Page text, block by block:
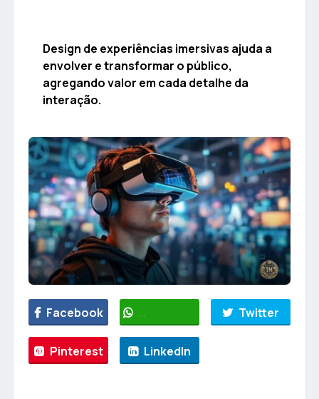
Design de experiências imersivas ajuda a
envolver e transformar o público,
agregando valor em cada detalhe da
interação.
Facebook WhatsApp Twitter
Pinterest LinkedIn